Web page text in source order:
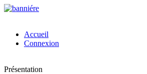
Accueil
Connexion
Présentation